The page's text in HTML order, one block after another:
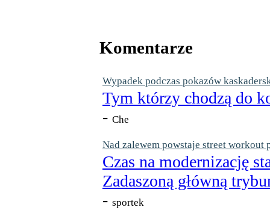
Komentarze
Wypadek podczas pokazów
Tym którzy chodzą do
- Che
Nad zalewem powstaje street workout
Czas na modernizację
Zadaszoną główną
- sportek